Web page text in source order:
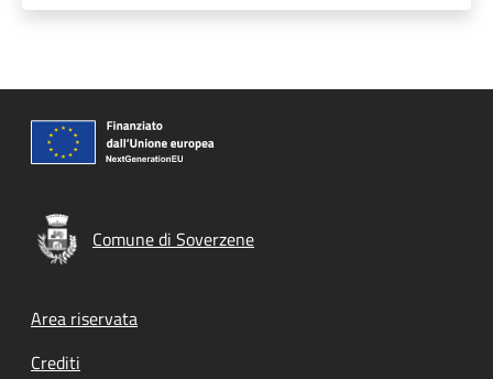
Comune di Soverzene
Footer menu
Area riservata
Crediti